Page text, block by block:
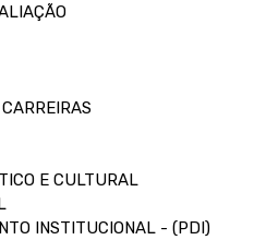
E CULTURAL
INSTITUCIONAL - (PDI)